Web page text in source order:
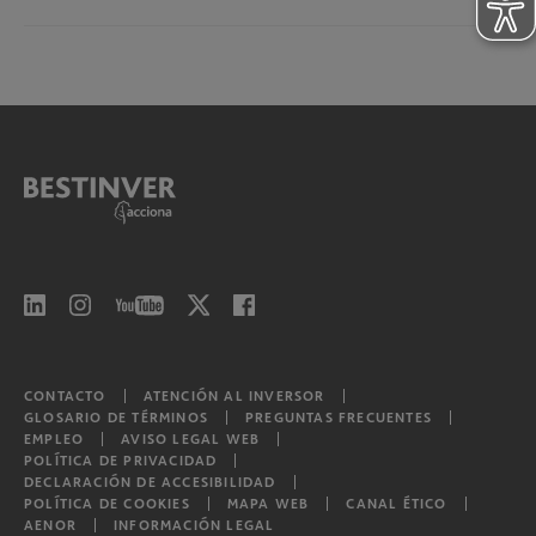
Bestinver Bonos Institucional II, F.I.
Bestinver Bonos Institucional IV, F.I.
Bestinver Consumo Global, F.I.L.
Bestinver Tordesillas, F.I.L.
CONTACTO
ATENCIÓN AL INVERSOR
GLOSARIO DE TÉRMINOS
PREGUNTAS FRECUENTES
EMPLEO
AVISO LEGAL WEB
POLÍTICA DE PRIVACIDAD
DECLARACIÓN DE ACCESIBILIDAD
POLÍTICA DE COOKIES
MAPA WEB
CANAL ÉTICO
AENOR
INFORMACIÓN LEGAL